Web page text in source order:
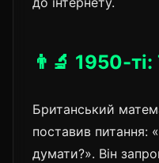
👨‍🔬 1950-
Британський
поставив
думати?». Він